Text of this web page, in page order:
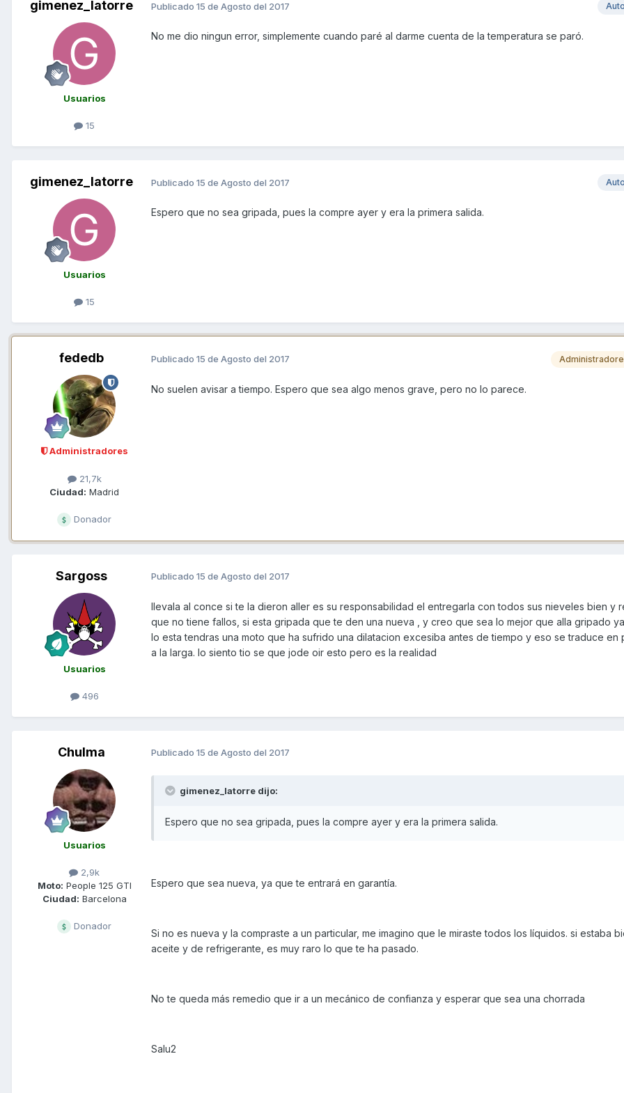
gimenez_latorre
Usuarios
15
Publicado 15 de Agosto del 2017
No me dio ningun error, simplemente cuando paré al darme cuenta de la temperatura se paró.
gimenez_latorre
Usuarios
15
Publicado 15 de Agosto del 2017
Espero que no sea gripada, pues la compre ayer y era la primera salida.
fededb
Administradores
21,7k
Ciudad: Madrid
Donador
Publicado 15 de Agosto del 2017
No suelen avisar a tiempo. Espero que sea algo menos grave, pero no lo parece.
Sargoss
Usuarios
496
Publicado 15 de Agosto del 2017
llevala al conce si te la dieron aller es su responsabilidad el entregarla con todos sus nieveles bien y
que no tiene fallos, si esta gripada que te den una nueva , y creo que sea lo mejor que alla gripado
lo esta tendras una moto que ha sufrido una dilatacion excesiba antes de tiempo y eso se traduce en
a la larga. lo siento tio se que jode oir esto pero es la realidad
Chulma
Usuarios
2,9k
Moto: People 125 GTI
Ciudad: Barcelona
Donador
Publicado 15 de Agosto del 2017
gimenez_latorre dijo:
Espero que no sea gripada, pues la compre ayer y era la primera salida.
Espero que sea nueva, ya que te entrará en garantía.
Si no es nueva y la compraste a un particular, me imagino que le miraste todos los líquidos. si estaba
aceite y de refrigerante, es muy raro lo que te ha pasado.
No te queda más remedio que ir a un mecánico de confianza y esperar que sea una chorrada
Salu2